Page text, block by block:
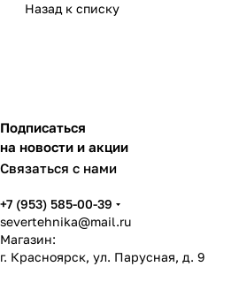
Назад к списку
Подписаться
на новости и акции
Связаться с нами
+7 (953) 585-00-39
severtehnika@mail.ru
Магазин:
г. Красноярск, ул. Парусная, д. 9